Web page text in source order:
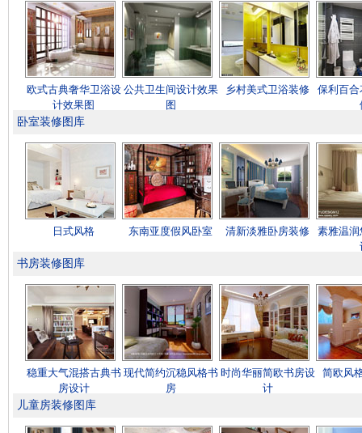
欧式古典奢华卫浴设
计效果图
公共卫生间设计效果
图
乡村美式卫浴装修
保利百
卧室装修图库
日式风格 东南亚度假风卧室 清新淡雅卧房装修
素雅温
书房装修图库
稳重大气混搭古典书
房设计
现代简约沉稳风格书
房
时尚华丽简欧书房设
计
简欧风
儿童房装修图库